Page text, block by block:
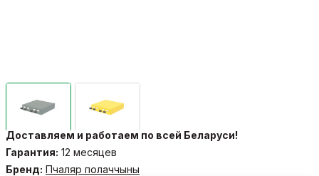
Доставляем и работаем по всей Беларуси!
Гарантия: 12 месяцев
Бренд: Пчаляр полаччыны